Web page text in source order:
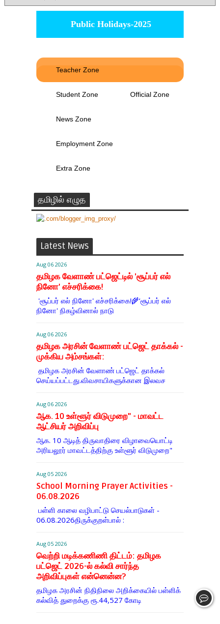
Public Holidays-2025
Teacher Zone
Student Zone Official Zone
News Zone
Employment Zone
Extra Zone
தமிழில் எழுத
Latest News
Aug 06 2026
தமிழக வேளாண் பட்ஜெட்டில் 'சூப்பர் எல்
நினோ' எச்சரிக்கை!
'சூப்பர் எல் நினோ' எச்சரிக்கை!🌾‘சூப்பர் எல்
நினோ' நிகழ்வினால் நாடு
Aug 06 2026
தமிழக அரசின் வேளாண் பட்ஜெட் தாக்கல் -
முக்கிய அம்சங்கள்:
தமிழக அரசின் வேளாண் பட்ஜெட் தாக்கல்
செய்யப்பட்டது.விவசாயிகளுக்கான இலவச
Aug 06 2026
ஆக. 10 உள்ளூர் விடுமுறை" - மாவட்ட
ஆட்சியர் அறிவிப்பு
ஆக. 10 ஆடித் திருவாதிரை விழாவையொட்டி
அரியலூர் மாவட்டத்திற்கு உள்ளூர் விடுமுறை"
Aug 05 2026
School Morning Prayer Activities -
06.08.2026
பள்ளி காலை வழிபாட்டு செயல்பாடுகள் -
06.08.2026திருக்குறள்பால் :
Aug 05 2026
வெற்றி மடிக்கணிணி திட்டம்: தமிழக
பட்ஜெட் 2026-ல் கல்வி சார்ந்த
அறிவிப்புகள் என்னென்ன?
தமிழக அரசின் நிதிநிலை அறிக்கையில் பள்ளிக்
கல்வித் துறைக்கு ரூ.44,527 கோடி